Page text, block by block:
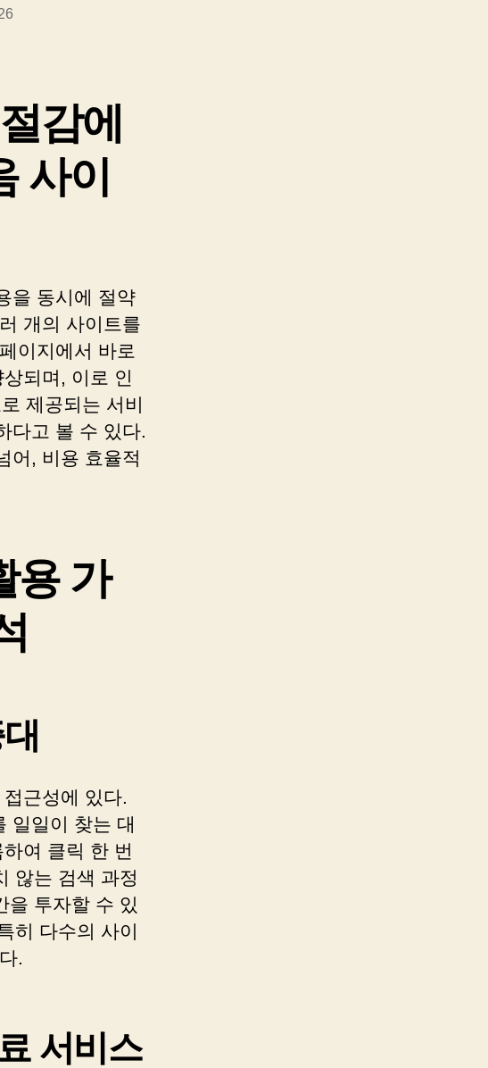
감에
사이
을 동시에 절약
개의 사이트를
이지에서 바로
되며, 이로 인
제공되는 서비
다고 볼 수 있다.
어, 비용 효율적
용 가
근성에 있다.
일일이 찾는 대
여 클릭 한 번
않는 검색 과정
을 투자할 수 있
히 다수의 사이
.
서비스